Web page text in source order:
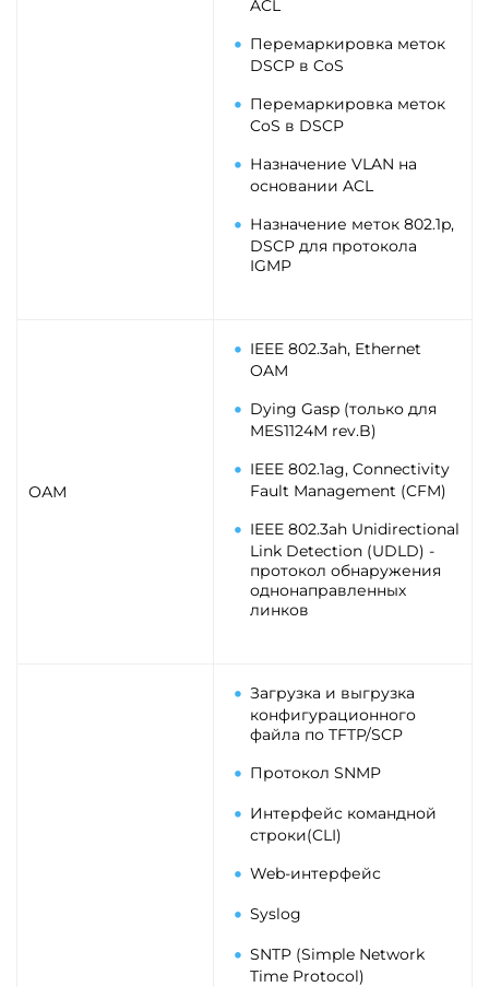
ACL
Перемаркировка меток
DSCP в CoS
Перемаркировка меток
CoS в DSCP
Назначение VLAN на
основании ACL
Назначение меток 802.1p,
DSCP для протокола
IGMP
ОАМ
IEEE 802.3ah, Ethernet
OAM
Dying Gasp (только для
MES1124М rev.B)
IEEE 802.1ag, Connectivity
Fault Management (CFM)
IEEE 802.3ah Unidirectional
Link Detection (UDLD) -
протокол обнаружения
однонаправленных
линков
Загрузка и выгрузка
конфигурационного
файла по TFTP/SCP
Протокол SNMP
Интерфейс командной
строки(CLI)
Web-интерфейс
Syslog
SNTP (Simple Network
Time Protocol)